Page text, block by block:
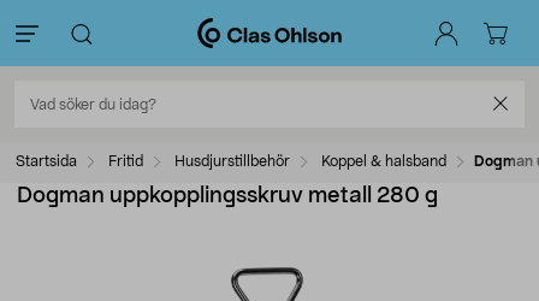
Startsida Fritid Husdjurstillbehör Koppel & halsband
Dogman uppkopplingsskruv metall 280 g